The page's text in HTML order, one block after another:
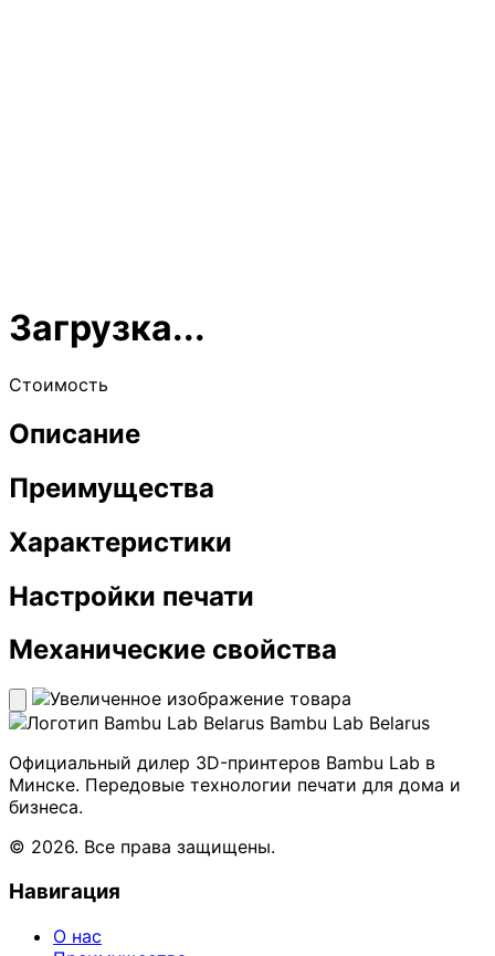
Загрузка...
Стоимость
Описание
Преимущества
Характеристики
Настройки печати
Механические свойства
Bambu Lab Belarus
Официальный дилер 3D-принтеров Bambu Lab в
Минске. Передовые технологии печати для дома и
бизнеса.
© 2026. Все права защищены.
Навигация
О нас